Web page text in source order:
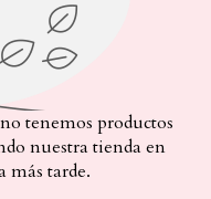
tenemos productos
nuestra tienda en
más tarde.